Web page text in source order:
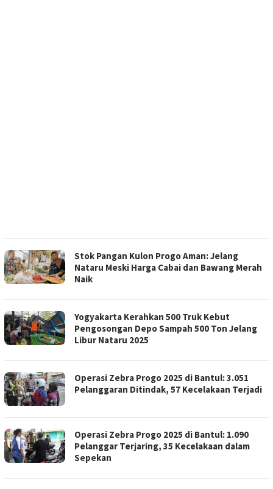
Stok Pangan Kulon Progo Aman: Jelang
Nataru Meski Harga Cabai dan Bawang Merah
Naik
Yogyakarta Kerahkan 500 Truk Kebut
Pengosongan Depo Sampah 500 Ton Jelang
Libur Nataru 2025
Operasi Zebra Progo 2025 di Bantul: 3.051
Pelanggaran Ditindak, 57 Kecelakaan Terjadi
Operasi Zebra Progo 2025 di Bantul: 1.090
Pelanggar Terjaring, 35 Kecelakaan dalam
Sepekan